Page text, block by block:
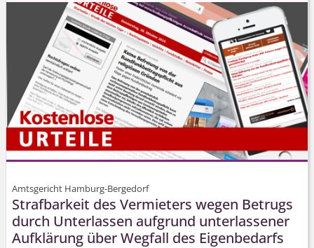
Amtsgericht Hamburg-Bergedorf
Strafbarkeit des Vermieters wegen Betrugs
durch Unterlassen aufgrund unterlassener
Aufklärung über Wegfall des Eigenbedarfs